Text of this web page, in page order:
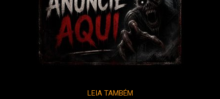
LEIA TAMBÉM